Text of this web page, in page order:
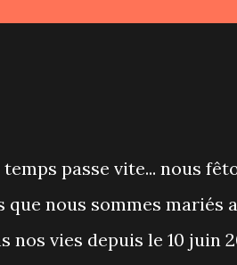
temps passe vite... nous
que nous sommes mariés
nos vies depuis le 10 juin